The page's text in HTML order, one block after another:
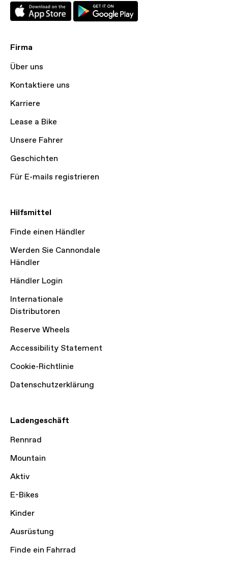
Firma
Über uns
Kontaktiere uns
Karriere
Lease a Bike
Unsere Fahrer
Geschichten
Für E-mails registrieren
Hilfsmittel
Finde einen Händler
Werden Sie Cannondale
Händler
Händler Login
Internationale
Distributoren
Reserve Wheels
Accessibility Statement
Cookie-Richtlinie
Datenschutzerklärung
Ladengeschäft
Rennrad
Mountain
Aktiv
E-Bikes
Kinder
Ausrüstung
Finde ein Fahrrad